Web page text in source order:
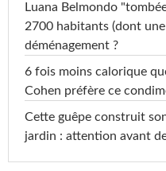
Luana Belmondo
2700 habitants (dont
déménagement ?
6 fois moins calorique
Cohen préfère ce
Cette guêpe construit
jardin : attention avant